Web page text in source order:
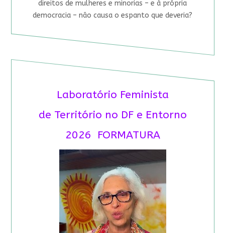
direitos de mulheres e minorias – e à própria
democracia – não causa o espanto que deveria?
Laboratório Feminista
de Território no DF e Entorno
2026 FORMATURA